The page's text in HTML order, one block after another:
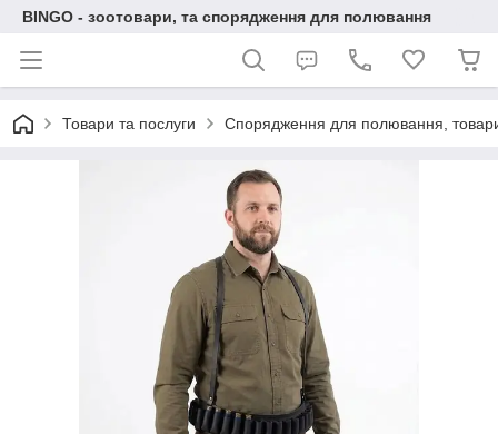
BINGO - зоотовари, та спорядження для полювання
Товари та послуги Спорядження для полювання,